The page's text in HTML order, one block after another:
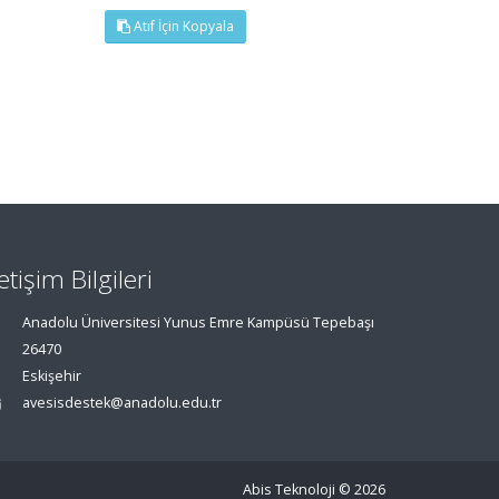
Atıf İçin Kopyala
Bilgileri
Anadolu Üniversitesi Yunus Emre Kampüsü Tepebaşı
26470
Eskişehir
avesisdestek@anadolu.edu.tr
Abis Teknoloji © 2026